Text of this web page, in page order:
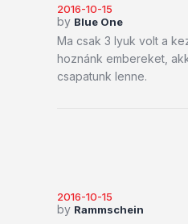
2016-10-15
by Blue One
Ma csak 3 lyuk volt a
hoznánk embereket,
csapatunk lenne.
2016-10-15
by Rammschein